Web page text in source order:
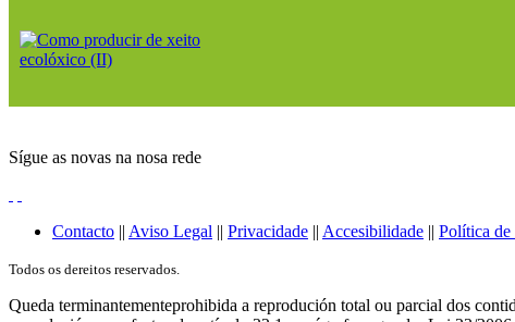
Sígue as novas na nosa rede
Contacto || Aviso Legal || Privacidade || Accesibilidade || Política de
Todos os dereitos reservados.
Queda terminantementeprohibida a reprodución total ou parcial dos